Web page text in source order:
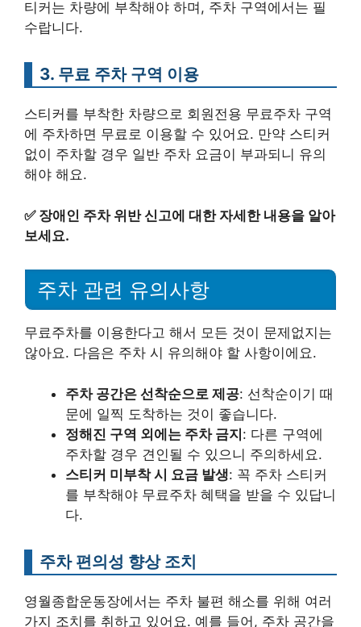
티커는 차량에 부착해야 하며, 주차 구역에서는 필
수랍니다.
3. 무료 주차 구역 이용
스티커를 부착한 차량으로 회원전용 무료주차 구역
에 주차하면 무료로 이용할 수 있어요. 만약 스티커
없이 주차할 경우 일반 주차 요금이 부과되니 유의
해야 해요.
✅ 장애인 주차 위반 신고에 대한 자세한 내용을 알아
보세요.
주차 관련 유의사항
무료주차를 이용한다고 해서 모든 것이 문제없지는
않아요. 다음은 주차 시 유의해야 할 사항이에요.
주차 공간은 선착순으로 제공: 선착순이기 때
문에 일찍 도착하는 것이 좋습니다.
정해진 구역 외에는 주차 금지: 다른 구역에
주차할 경우 견인될 수 있으니 주의하세요.
스티커 미부착 시 요금 발생: 꼭 주차 스티커
를 부착해야 무료주차 혜택을 받을 수 있답니
다.
주차 편의성 향상 조치
영월종합운동장에서는 주차 불편 해소를 위해 여러
가지 조치를 취하고 있어요. 예를 들어, 주차 공간을